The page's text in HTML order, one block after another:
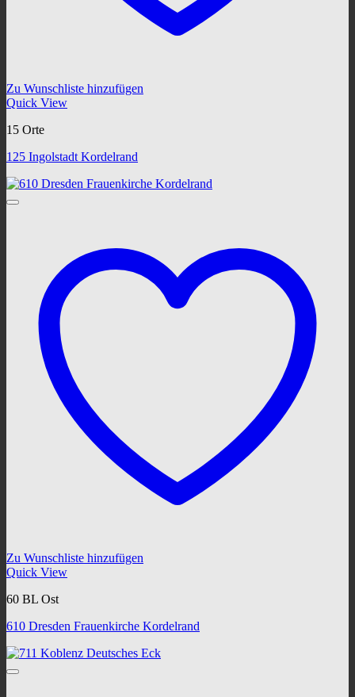
Zu Wunschliste hinzufügen
Quick View
15 Orte
125 Ingolstadt Kordelrand
Zu Wunschliste hinzufügen
Quick View
60 BL Ost
610 Dresden Frauenkirche Kordelrand